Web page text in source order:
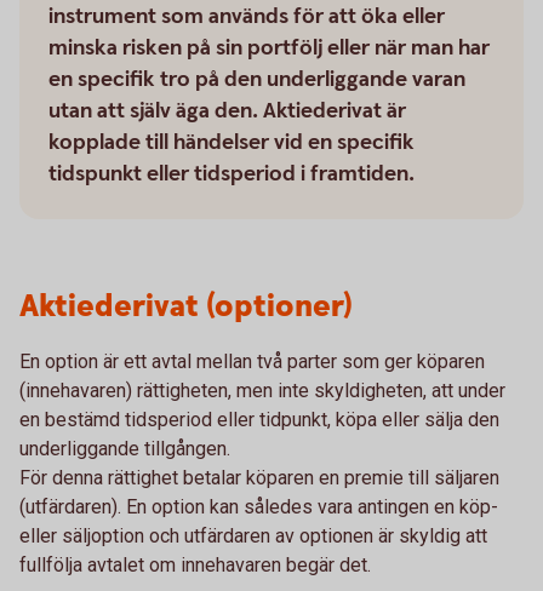
instrument som används för att öka eller
minska risken på sin portfölj eller när man har
en specifik tro på den underliggande varan
utan att själv äga den. Aktiederivat är
kopplade till händelser vid en specifik
tidspunkt eller tidsperiod i framtiden.
Aktiederivat (optioner)
En option är ett avtal mellan två parter som ger köparen
(innehavaren) rättigheten, men inte skyldigheten, att under
en bestämd tidsperiod eller tidpunkt, köpa eller sälja den
underliggande tillgången.
För denna rättighet betalar köparen en premie till säljaren
(utfärdaren). En option kan således vara antingen en köp-
eller säljoption och utfärdaren av optionen är skyldig att
fullfölja avtalet om innehavaren begär det.